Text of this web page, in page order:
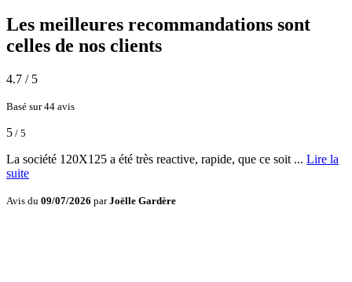
Les meilleures recommandations sont
celles de nos clients
4.7 / 5
Basé sur 44 avis
5 / 5
La société 120X125 a été très reactive, rapide, que ce soit ... Lire la
suite
Avis du 09/07/2026 parJoëlle Gardère